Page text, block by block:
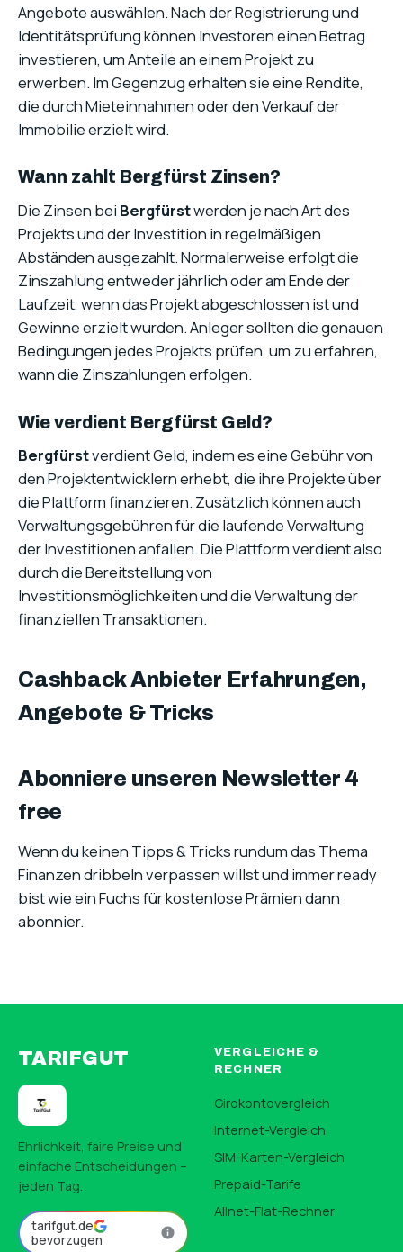
Angebote auswählen. Nach der Registrierung und
Identitätsprüfung können Investoren einen Betrag
investieren, um Anteile an einem Projekt zu
erwerben. Im Gegenzug erhalten sie eine Rendite,
die durch Mieteinnahmen oder den Verkauf der
Immobilie erzielt wird.
Wann zahlt Bergfürst Zinsen?
Die Zinsen bei Bergfürstwerden je nach Art des
Projekts und der Investition in regelmäßigen
Abständen ausgezahlt. Normalerweise erfolgt die
Zinszahlung entweder jährlich oder am Ende der
Laufzeit, wenn das Projekt abgeschlossen ist und
Gewinne erzielt wurden. Anleger sollten die genauen
Bedingungen jedes Projekts prüfen, um zu erfahren,
wann die Zinszahlungen erfolgen.
Wie verdient Bergfürst Geld?
Bergfürstverdient Geld, indem es eine Gebühr von
den Projektentwicklern erhebt, die ihre Projekte über
die Plattform finanzieren. Zusätzlich können auch
Verwaltungsgebühren für die laufende Verwaltung
der Investitionen anfallen. Die Plattform verdient also
durch die Bereitstellung von
Investitionsmöglichkeiten und die Verwaltung der
finanziellen Transaktionen.
Cashback Anbieter Erfahrungen,
Angebote & Tricks
Abonniere unseren Newsletter 4
free
Wenn du keinen Tipps & Tricks rundum das Thema
Finanzen dribbeln verpassen willst und immer ready
bist wie ein Fuchs für kostenlose Prämien dann
abonnier.
TARIFGUT
Ehrlichkeit, faire Preise und
einfache Entscheidungen –
jeden Tag.
tarifgut.de
bevorzugen
VERGLEICHE &
RECHNER
Girokontovergleich
Internet-Vergleich
SIM-Karten-Vergleich
Prepaid-Tarife
Allnet-Flat-Rechner